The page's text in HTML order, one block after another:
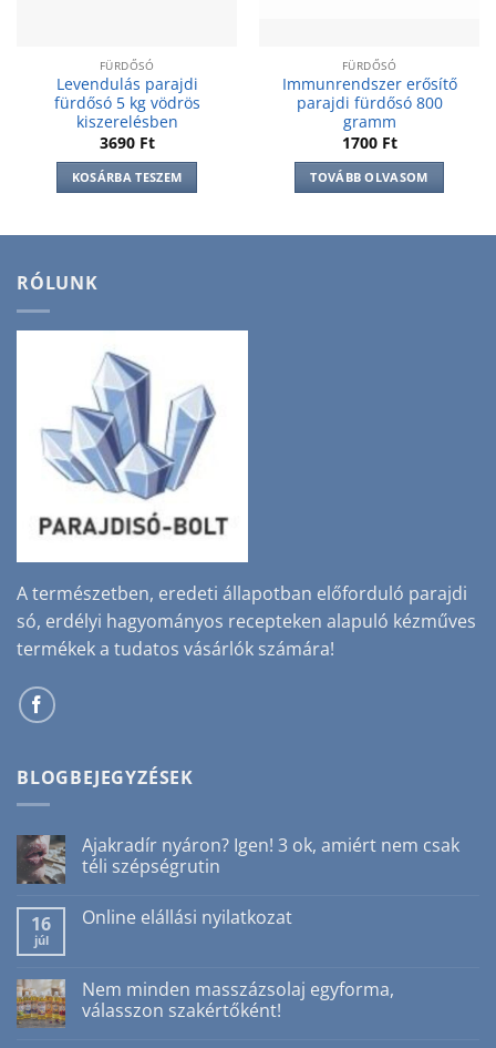
FÜRDŐSÓ
Levendulás parajdi
fürdősó 5 kg vödrös
kiszerelésben
3690 Ft
KOSÁRBA TESZEM
FÜRDŐSÓ
Immunrendszer erősítő
parajdi fürdősó 800
gramm
1700 Ft
TOVÁBB OLVASOM
RÓLUNK
A természetben, eredeti állapotban előforduló parajdi
só, erdélyi hagyományos recepteken alapuló kézműves
termékek a tudatos vásárlók számára!
BLOGBEJEGYZÉSEK
Ajakradír nyáron? Igen! 3 ok, amiért nem csak
téli szépségrutin
a(z)
ok,
amiért
nem
16
júl
Online elállási nyilatkozat
Online
elállási
nyilatkozat
Nem minden masszázsolaj egyforma,
válasszon szakértőként!